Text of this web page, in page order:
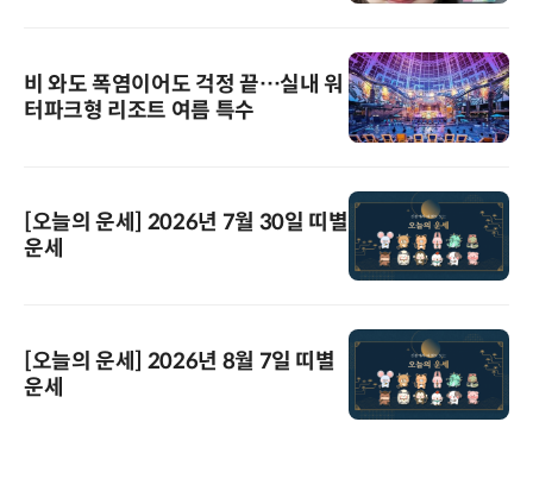
비 와도 폭염이어도 걱정 끝…실내 워
터파크형 리조트 여름 특수
[오늘의 운세] 2026년 7월 30일 띠별
운세
[오늘의 운세] 2026년 8월 7일 띠별
운세